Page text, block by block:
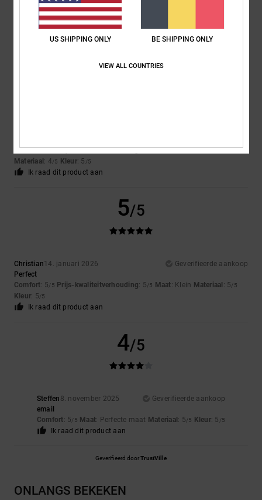
5
Comfort: 5 Prijs-kwaliteitverhouding: 5 Maat: Perfecte maat
Materiaal : 4/5 Kleur: 5 /5
Ik raad dit product aan
5/5
Christian14. januari 2026
Geverifieerde aankoop
Perfect
Comfort: 5/5 Prijs-kwaliteitverhouding: 5/5 Maat: Klein Materiaal : 5/5
Kleur: 5/5
Ik raad dit product aan
4/5
Steffen 8. november 2025
Geverifieerde aankoop
email
Comfort: 5/5 Maat: Perfecte maat Materiaal : 5/5 Kleur: 5 /5
Ik raad dit product aan
Geverifieerd doorTrustVille
ONLANGS BEKEKEN
US SHIPPING ONLY BE SHIPPING ONLY
VIEW ALL COUNTRIES